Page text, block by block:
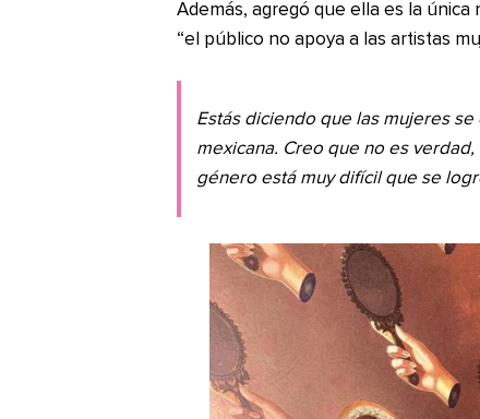
Además, agregó que ella es la
“el público no apoya a las artistas
Estás diciendo que las mujeres
mexicana. Creo que no es
género está muy difícil que se